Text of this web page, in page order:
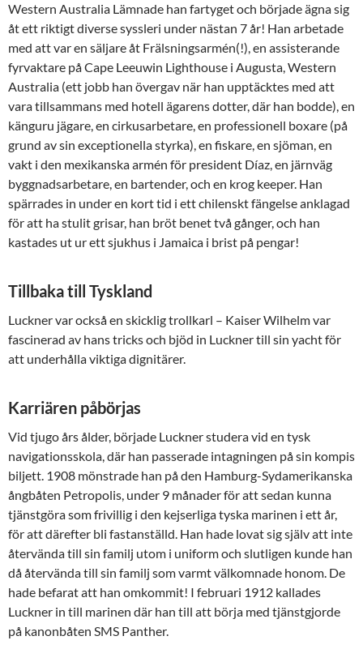
Western Australia Lämnade han fartyget och började ägna sig
åt ett riktigt diverse syssleri under nästan 7 år! Han arbetade
med att var en säljare åt Frälsningsarmén(!), en assisterande
fyrvaktare på Cape Leeuwin Lighthouse i Augusta, Western
Australia (ett jobb han övergav när han upptäcktes med att
vara tillsammans med hotell ägarens dotter, där han bodde), en
känguru jägare, en cirkusarbetare, en professionell boxare (på
grund av sin exceptionella styrka), en fiskare, en sjöman, en
vakt i den mexikanska armén för president Díaz, en järnväg
byggnadsarbetare, en bartender, och en krog keeper. Han
spärrades in under en kort tid i ett chilenskt fängelse anklagad
för att ha stulit grisar, han bröt benet två gånger, och han
kastades ut ur ett sjukhus i Jamaica i brist på pengar!
Tillbaka till Tyskland
Luckner var också en skicklig trollkarl – Kaiser Wilhelm var
fascinerad av hans tricks och bjöd in Luckner till sin yacht för
att underhålla viktiga dignitärer.
Karriären påbörjas
Vid tjugo års ålder, började Luckner studera vid en tysk
navigationsskola, där han passerade intagningen på sin kompis
biljett. 1908 mönstrade han på den Hamburg-Sydamerikanska
ångbåten Petropolis, under 9 månader för att sedan kunna
tjänstgöra som frivillig i den kejserliga tyska marinen i ett år,
för att därefter bli fastanställd. Han hade lovat sig själv att inte
återvända till sin familj utom i uniform och slutligen kunde han
då återvända till sin familj som varmt välkomnade honom. De
hade befarat att han omkommit! I februari 1912 kallades
Luckner in till marinen där han till att börja med tjänstgjorde
på kanonbåten SMS Panther.